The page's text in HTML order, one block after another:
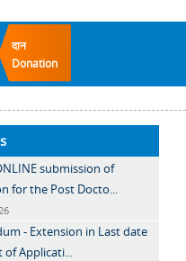
दान
Donation
submission of
for the Post Docto...
- Extension in Last date
of Applicati...